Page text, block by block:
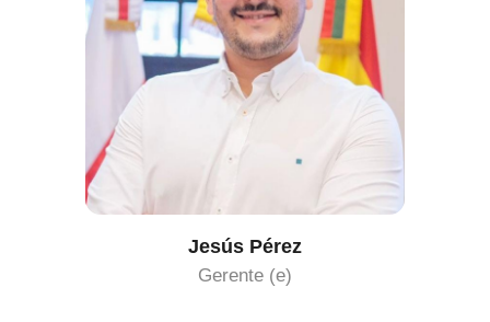
Jesús Pérez
Gerente (e)